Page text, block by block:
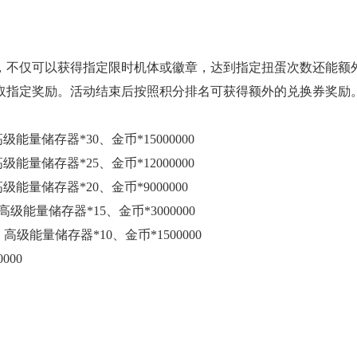
仅可以获得指定限时机体或徽章，达到指定扭蛋次数还能额
定奖励。活动结束后按照积分排名可获得额外的兑换券奖励。
能量储存器*30、金币*15000000
能量储存器*25、金币*12000000
能量储存器*20、金币*9000000
级能量储存器*15、金币*3000000
级能量储存器*10、金币*1500000